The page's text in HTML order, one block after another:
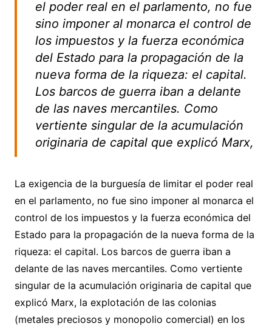
el poder real en el parlamento, no fue
sino imponer al monarca el control de
los impuestos y la fuerza económica
del Estado para la propagación de la
nueva forma de la riqueza: el capital.
Los barcos de guerra iban a delante
de las naves mercantiles. Como
vertiente singular de la acumulación
originaria de capital que explicó Marx,
La exigencia de la burguesía de limitar el poder real
en el parlamento, no fue sino imponer al monarca el
control de los impuestos y la fuerza económica del
Estado para la propagación de la nueva forma de la
riqueza: el capital. Los barcos de guerra iban a
delante de las naves mercantiles. Como vertiente
singular de la acumulación originaria de capital que
explicó Marx, la explotación de las colonias
(metales preciosos y monopolio comercial) en los